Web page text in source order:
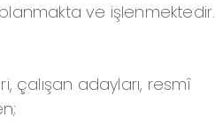
ve işlenmektedir.
çalışan adayları, resmî